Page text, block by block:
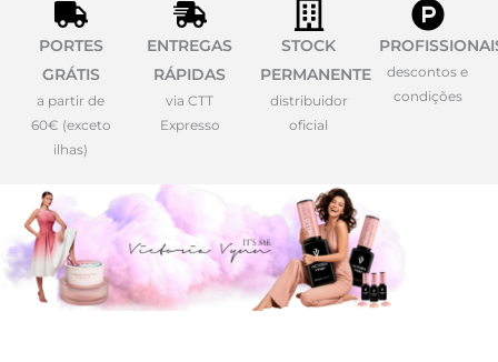
PORTES
GRÁTIS
a partir de
60€ (exceto
ilhas)
ENTREGAS
RÁPIDAS
via CTT
Expresso
STOCK
PERMANENTE
distribuidor
oficial
descontos e
condições